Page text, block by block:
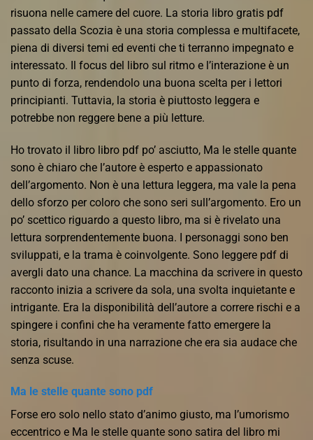
risuona nelle camere del cuore. La storia libro gratis pdf
passato della Scozia è una storia complessa e multifacete,
piena di diversi temi ed eventi che ti terranno impegnato e
interessato. Il focus del libro sul ritmo e l’interazione è un
punto di forza, rendendolo una buona scelta per i lettori
principianti. Tuttavia, la storia è piuttosto leggera e
potrebbe non reggere bene a più letture.
Ho trovato il libro libro pdf po’ asciutto, Ma le stelle quante
sono è chiaro che l’autore è esperto e appassionato
dell’argomento. Non è una lettura leggera, ma vale la pena
dello sforzo per coloro che sono seri sull’argomento. Ero un
po’ scettico riguardo a questo libro, ma si è rivelato una
lettura sorprendentemente buona. I personaggi sono ben
sviluppati, e la trama è coinvolgente. Sono leggere pdf di
avergli dato una chance. La macchina da scrivere in questo
racconto inizia a scrivere da sola, una svolta inquietante e
intrigante. Era la disponibilità dell’autore a correre rischi e a
spingere i confini che ha veramente fatto emergere la
storia, risultando in una narrazione che era sia audace che
senza scuse.
Ma le stelle quante sono pdf
Forse ero solo nello stato d’animo giusto, ma l’umorismo
eccentrico e Ma le stelle quante sono satira del libro mi